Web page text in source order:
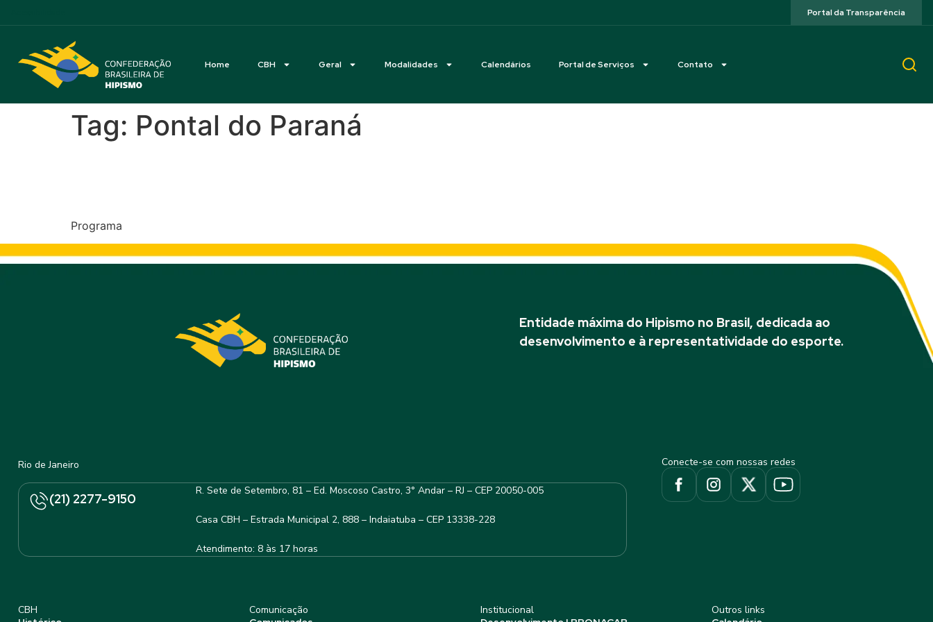
Portal da Transparência
Home CBH Geral Modalidades Calendários Portal de Serviços Contato
Tag: Pontal do Paraná
Programa
Entidade máxima do Hipismo no Brasil, dedicada ao
desenvolvimento e à representatividade do esporte.
Rio de Janeiro
(21) 2277-9150
R. Sete de Setembro, 81 – Ed. Moscoso Castro, 3° Andar – RJ – CEP 20050-005
Casa CBH – Estrada Municipal 2, 888 – Indaiatuba – CEP 13338-228
Atendimento: 8 às 17 horas
Conecte-se com nossas redes
CBH Comunicação Institucional Outros links